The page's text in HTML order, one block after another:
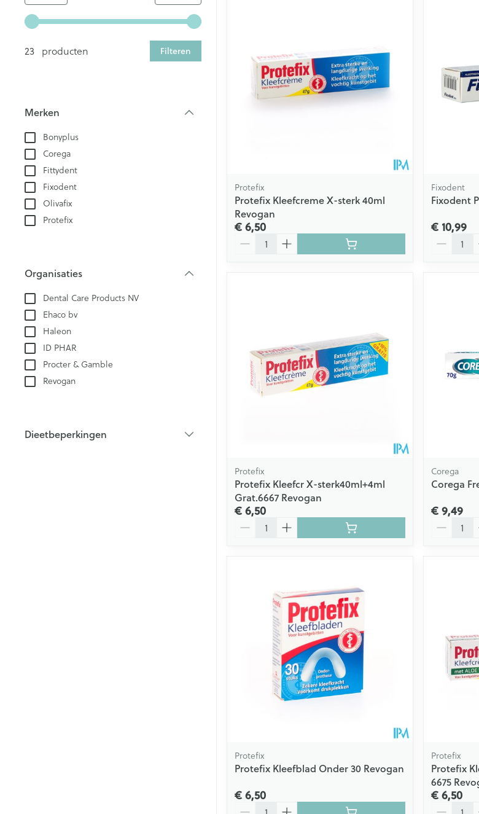
Gebruik de pijltjestoetsen links en rechts om de minimale en maximale prijswaarden aan te passen.
23 producten
Filteren
Merken
Bonyplus
Corega
Fittydent
Fixodent
Olivafix
Protefix
Organisaties
Dental Care Products NV
Ehaco bv
Haleon
ID PHAR
Procter & Gamble
Revogan
Dieetbeperkingen
Protefix
Protefix Kleefcreme X-sterk 40ml
Revogan
€ 6,50
Fixodent
Fixodent
€ 10,99
Protefix
Protefix Kleefcr X-sterk40ml+4ml
Grat.6667 Revogan
€ 6,50
Corega
Corega
€ 9,49
Protefix
Protefix Kleefblad Onder 30 Revogan
€ 6,50
Protefix
Protefix
6675
€ 6,50